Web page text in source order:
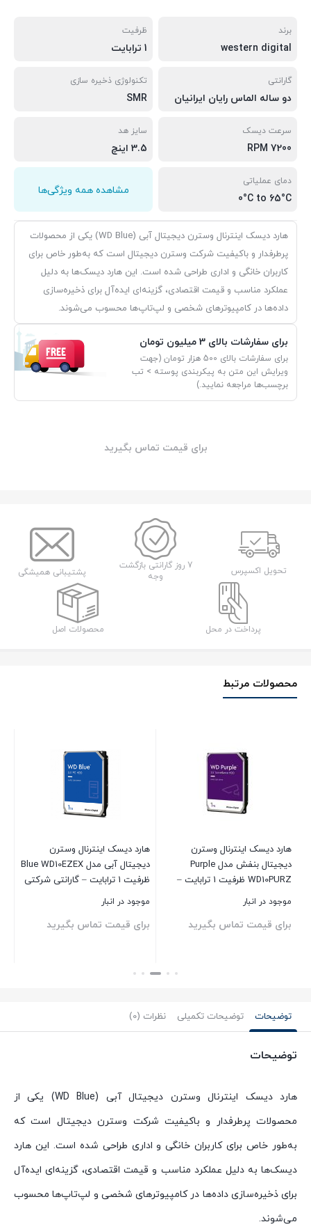
برند
western digital
ظرفیت
1 ترابایت
گارانتی
دو ساله الماس رایان ایرانیان
تکنولوژی ذخیره سازی
SMR
سرعت دیسک
7200 RPM
سایز هد
3.5 اینچ
دمای عملیاتی
0°C to 65°C
مشاهده همه ویژگی‌ها
هارد دیسک اینترنال وسترن دیجیتال آبی (WD Blue) یکی از محصولات
پرطرفدار و باکیفیت شرکت وسترن دیجیتال است که به‌طور خاص برای
کاربران خانگی و اداری طراحی شده است. این هارد دیسک‌ها به دلیل
عملکرد مناسب و قیمت اقتصادی، گزینه‌ای ایده‌آل برای ذخیره‌سازی
داده‌ها در کامپیوترهای شخصی و لپ‌تاپ‌ها محسوب می‌شوند.
برای سفارشات بالای 3 میلیون تومان
برای سفارشات بالای 500 هزار تومان (جهت
ویرایش این متن به پیکربندی پوسته > تب
برچسب‌ها مراجعه نمایید.)
برای قیمت تماس بگیرید
تحویل اکسپرس
7 روز گارانتی بازگشت
وجه
پشتیبانی همیشگی
پرداخت در محل محصولات اصل
محصولات مرتبط
هارد دیسک اینترنال وسترن
دیجیتال بنفش مدل Purple
WD10PURZ ظرفیت 1 ترابایت –
موجود در انبار
برای قیمت تماس بگیرید
هارد دیسک اینترنال وسترن
دیجیتال آبی مدل Blue WD10EZEX
ظرفیت 1 ترابایت – گارانتی شرکتی
موجود در انبار
برای قیمت تماس بگیرید
بستن
توضیحات توضیحات تکمیلی نظرات (0)
توضیحات
هارد دیسک اینترنال وسترن دیجیتال آبی (WD Blue) یکی از
محصولات پرطرفدار و باکیفیت شرکت وسترن دیجیتال است که
به‌طور خاص برای کاربران خانگی و اداری طراحی شده است. این هارد
دیسک‌ها به دلیل عملکرد مناسب و قیمت اقتصادی، گزینه‌ای ایده‌آل
برای ذخیره‌سازی داده‌ها در کامپیوترهای شخصی و لپ‌تاپ‌ها محسوب
می‌شوند.